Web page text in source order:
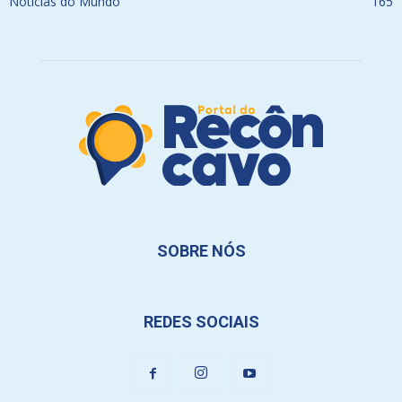
SOBRE NÓS
REDES SOCIAIS